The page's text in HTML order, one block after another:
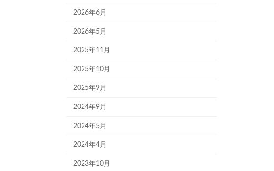
2026年6月
2026年5月
2025年11月
2025年10月
2025年9月
2024年9月
2024年5月
2024年4月
2023年10月